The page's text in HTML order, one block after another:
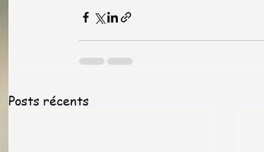
Posts récents